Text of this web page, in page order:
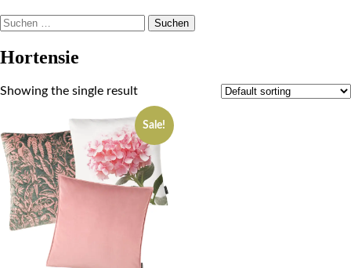
Suchen
Hortensie
Showing the single result
Sale!